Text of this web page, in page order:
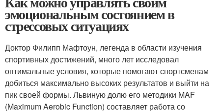
эмоциональным состоянием в
стрессовых ситуациях
Доктор Филипп Мафтоун, легенда в области изучения
спортивных достижений, много лет исследовал
оптимальные условия, которые помогают спортсменам
добиться максимально высоких результатов и выйти на
пик своей формы. Львиную долю его методики MAF
(Maximum Aerobic Function) составляет работа со